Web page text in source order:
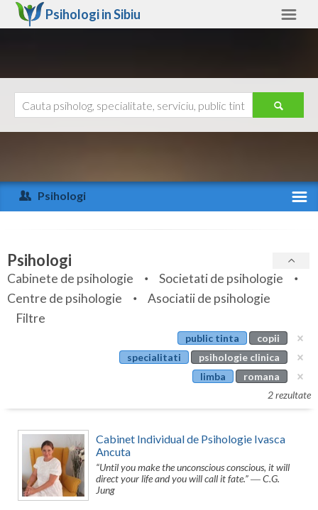
Psihologi inSibiu
Arad
Arges
Bihor
Bistrita-Nasaud
Botosani
Bucuresti
Buzau
Calarasi
Caras-Severin
Ajutor
Psihologi
Specialitati
Servicii
Articole
Psihologi
Cabinete de psihologie
Societati de psihologie
Centre de psihologie
Asociatii de psihologie
Filtre
public tinta
copii
specialitati
psihologie clinica
limba
romana
2 rezultate
Cabinet Individual de Psihologie Ivasca
Ancuta
“Until you make the unconscious conscious, it will
direct your life and you will call it fate.” ― C.G.
Jung